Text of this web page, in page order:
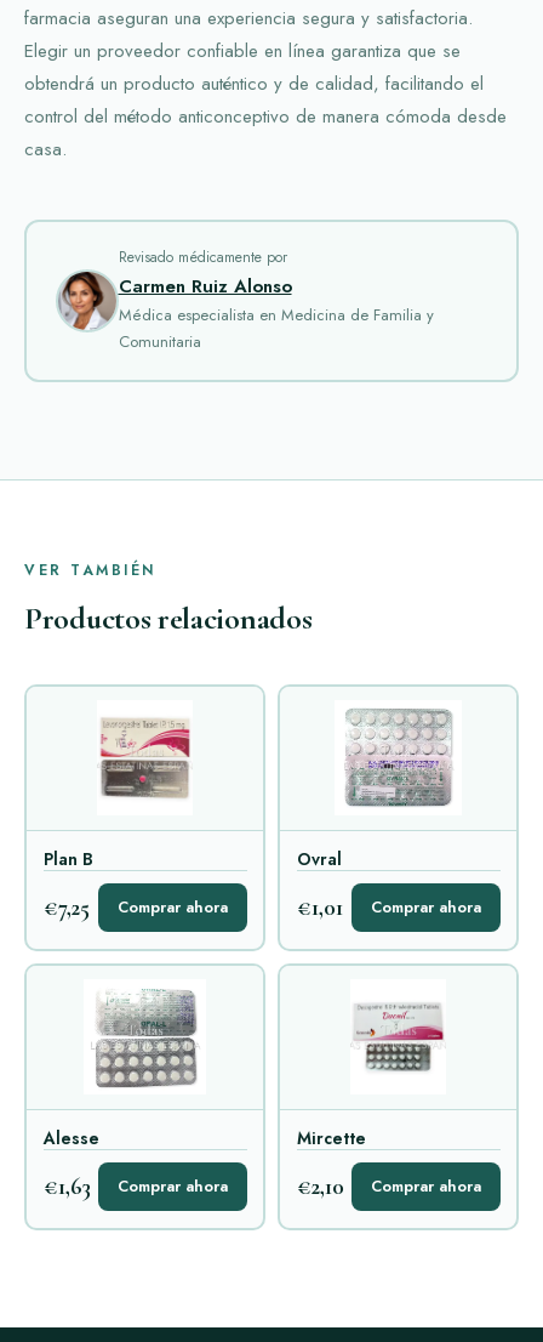
farmacia aseguran una experiencia segura y satisfactoria.
Elegir un proveedor confiable en línea garantiza que se
obtendrá un producto auténtico y de calidad, facilitando el
control del método anticonceptivo de manera cómoda desde
casa.
Revisado médicamente por
Carmen Ruiz Alonso
Médica especialista en Medicina de Familia y
Comunitaria
VER TAMBIÉN
Productos relacionados
Plan B
€7,25 Comprar ahora
Ovral
€1,01 Comprar ahora
Alesse
€1,63 Comprar ahora
Mircette
€2,10 Comprar ahora